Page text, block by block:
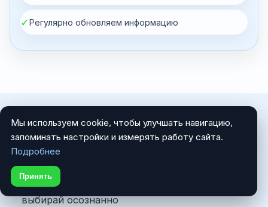
✓Регулярно обновляем информацию
AllBelarus.Business
Сравнивай условия, оценивай риски,
выбирай осознанно
Мы используем cookie, чтобы улучшать навигацию,
запоминать настройки и измерять работу сайта.
Подробнее
Принять